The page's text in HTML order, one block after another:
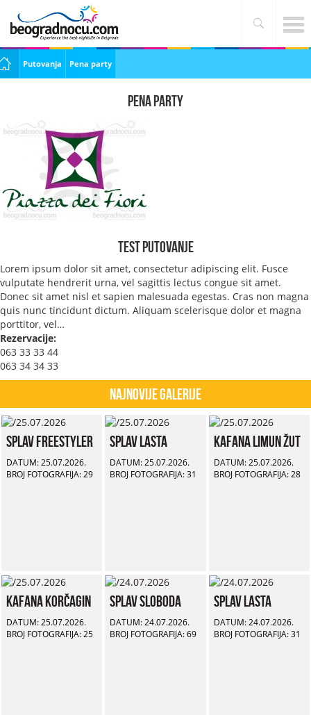
Putovanja Pena party
Pena party
Test putovanje
Lorem ipsum dolor sit amet, consectetur adipiscing elit. Fusce
vulputate hendrerit urna, vel sagittis lectus congue sit amet.
Donec sit amet nisl et sapien malesuada egestas. Cras non magna
quis nunc tincidunt dictum. Aliquam scelerisque dolor et magna
porttitor, vel…
Rezervacije:
063 33 33 44
063 34 34 33
Najnovije Galerije
Splav Freestyler
DATUM: 25.07.2026.
BROJ FOTOGRAFIJA: 29
Splav Lasta
DATUM: 25.07.2026.
BROJ FOTOGRAFIJA: 31
Kafana Limun Žut
DATUM: 25.07.2026.
BROJ FOTOGRAFIJA: 28
Kafana Korčagin
DATUM: 25.07.2026.
BROJ FOTOGRAFIJA: 25
Splav Sloboda
DATUM: 24.07.2026.
BROJ FOTOGRAFIJA: 69
Splav Lasta
DATUM: 24.07.2026.
BROJ FOTOGRAFIJA: 31